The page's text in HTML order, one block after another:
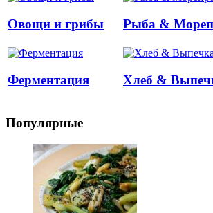
Овощи и грибы Рыба &
Ферментация Хлеб &
Популярные